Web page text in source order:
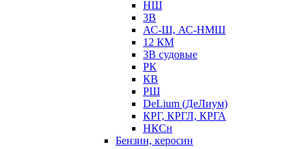
НШ
3В
АС-Ш, АС-НМШ
12 КМ
3В судовые
РК
КВ
РШ
DeLium (ДеЛиум)
КРГ, КРГЛ, КРГА
НКСн
Бензин, керосин